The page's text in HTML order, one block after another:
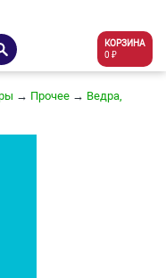
КОРЗИНА
0 ₽
→ Прочее → Ведра,